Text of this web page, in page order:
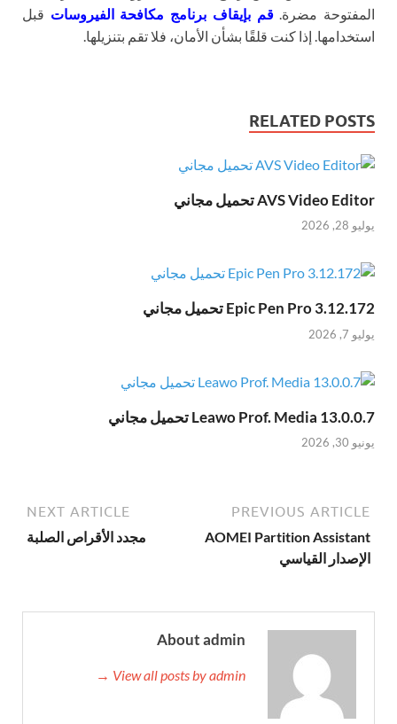
المفتوحة مضرة.قم بإيقاف برنامج مكافحة الفيروسات قبل
استخدامها. إذا كنت قلقًا بشأن الأمان، فلا تقم بتنزيلها.
RELATED POSTS
AVS Video Editor تحميل مجاني
يوليو 28, 2026
Epic Pen Pro 3.12.172 تحميل مجاني
يوليو 7, 2026
Leawo Prof. Media 13.0.0.7 تحميل مجاني
يونيو 30, 2026
PREVIOUS ARTICLE
AOMEI Partition Assistant
الإصدار القياسي
NEXT ARTICLE
مجدد الأقراص الصلبة
About admin
View all posts by admin →